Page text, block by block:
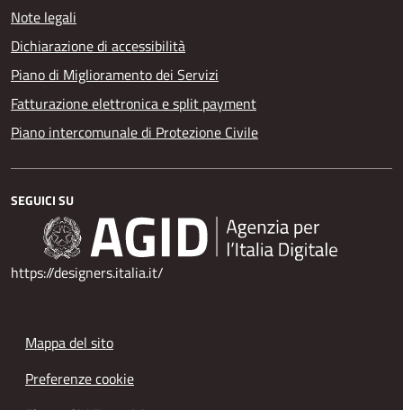
Note legali
Dichiarazione di accessibilità
Piano di Miglioramento dei Servizi
Fatturazione elettronica e split payment
Piano intercomunale di Protezione Civile
SEGUICI SU
https://designers.italia.it/
Mappa del sito
Preferenze cookie